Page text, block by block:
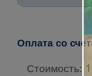
Оплата со
Стоимость: